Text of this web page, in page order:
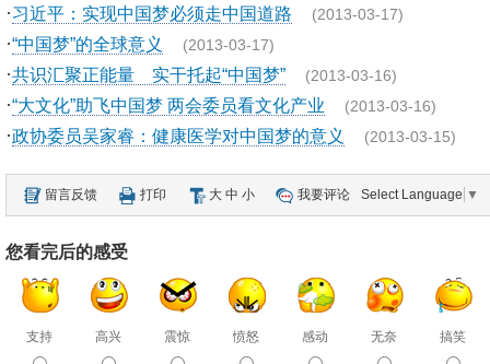
·习近平：实现中国梦必须走中国道路 (2013-03-17)
·“中国梦”的全球意义 (2013-03-17)
·共识汇聚正能量 实干托起“中国梦” (2013-03-16)
·“大文化”助飞中国梦 两会委员看文化产业 (2013-03-16)
·政协委员吴家睿：健康医学对中国梦的意义 (2013-03-15)
留言反馈 打印 大 中 小 我要评论 Select Language ▼
您看完后的感受
支持 高兴 震惊 愤怒 感动 无奈 搞笑